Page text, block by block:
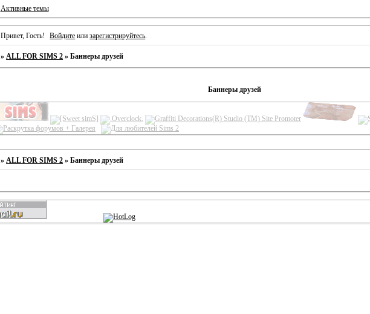
Активные темы
Привет, Гость! Войдите илизарегистрируйтесь
»ALL FOR SIMS 2 »Баннеры друзей
Баннеры друзей
» ALL FOR SIMS 2 »Баннеры друзей